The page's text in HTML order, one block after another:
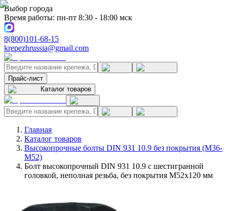
Выбор города
Время работы: пн-пт 8:30 - 18:00 мск
8(800)101-68-15
krepezhrussia@gmail.com
Прайс-лист
Каталог товаров
Главная
Каталог товаров
Высокопрочные болты DIN 931 10.9 без покрытия (M36-
M52)
Болт высокопрочный DIN 931 10.9 с шестигранной
головкой, неполная резьба, без покрытия M52x120 мм